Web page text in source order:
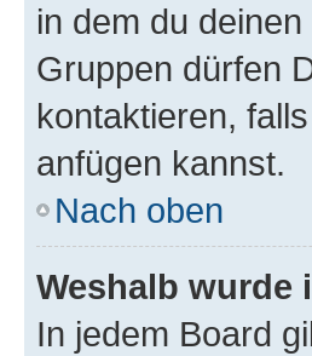
in dem du
Gruppen dürfen
kontaktieren,
anfügen kannst.
Nach oben
Weshalb wurde
In jedem Board